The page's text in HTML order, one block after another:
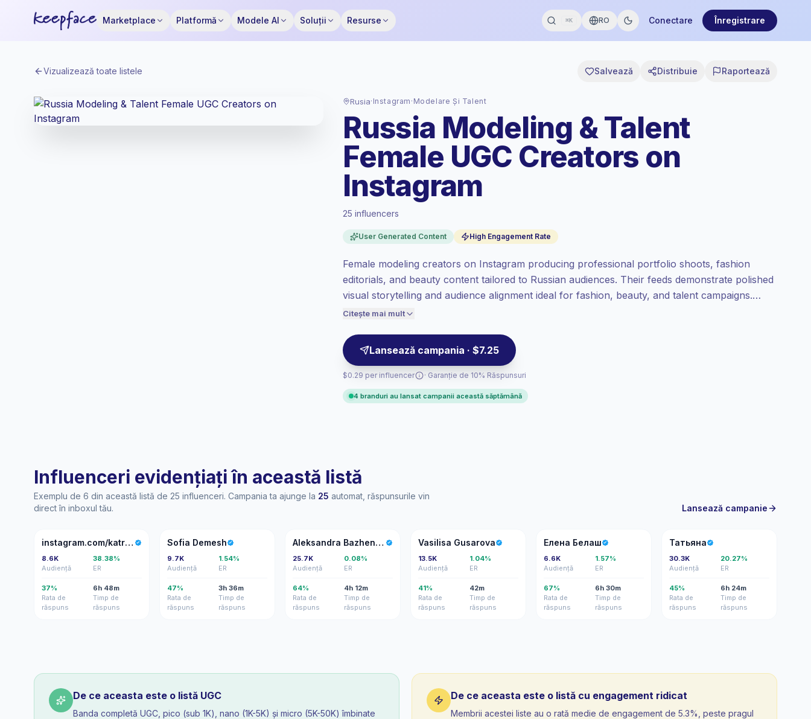
Marketplace Platformă Modele AI Soluții Resurse ⌘K RO Conectare Înregistrare
Vizualizează toate listele Salvează Distribuie Raportează
Rusia· Instagram · Modelare Și Talent
Russia Modeling & Talent
Female UGC Creators on
Instagram
25 influencers
User Generated Content High Engagement Rate
Female modeling creators on Instagram producing professional portfolio shoots, fashion
editorials, and beauty content tailored to Russian audiences. Their feeds demonstrate polished
visual storytelling and audience alignment ideal for fashion, beauty, and talent campaigns.
Campaign-ready profiles with measurable engagement.
Citește mai mult
Lansează campania · $7.25
$0.29 per influencer
Piață standard, outreach-ul în RU se
prețuiește la rata piață standard setată de
Reach mixt , audiențele mai mari = mai mult
valoare per contact.
Engagement ridicat(5.3% ER mediu),
audiențele angajate se convertesc mai
bine, deci prețuim în consecință.
· Garanție de 10% Răspunsuri
4 branduri au lansat campanii această săptămână
Influenceri evidențiați în această listă
Exemplu de 6 din această listă de 25 influenceri. Campania ta ajunge la 25 automat, răspunsurile vin
direct în inboxul tău.
Lansează campanie
instagram.com/katrin_music
8.6K
Audiență
38.38%
ER
37%
Rata de
răspuns
6h 48m
Timp de
răspuns
SD
Sofia Demesh
9.7K
Audiență
1.54%
ER
47%
Rata de
răspuns
3h 36m
Timp de
răspuns
AB Aleksandra Bazhenova
25.7K
Audiență
0.08%
ER
64%
Rata de
răspuns
4h 12m
Timp de
răspuns
VG
Vasilisa Gusarova
13.5K
Audiență
1.04%
ER
41%
Rata de
răspuns
42m
Timp de
răspuns
ЕБ
Елена Белаш
6.6K
Audiență
1.57%
ER
67%
Rata de
răspuns
6h 30m
Timp de
răspuns
Т
Татьяна
30.3K
Audiență
20.27%
ER
45%
Rata de
răspuns
6h 24m
Timp de
răspuns
De ce aceasta este o listă UGC
Banda completă UGC, pico (sub 1K), nano (1K-5K) și micro (5K-50K) îmbinate
De ce aceasta este o listă cu engagement ridicat
Membrii acestei liste au o rată medie de engagement de 5.3%, peste pragul